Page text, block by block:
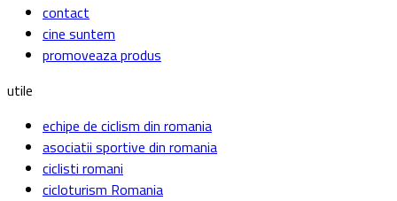
contact
cine suntem
promoveaza produs
utile
echipe de ciclism din romania
asociatii sportive din romania
ciclisti romani
cicloturism Romania